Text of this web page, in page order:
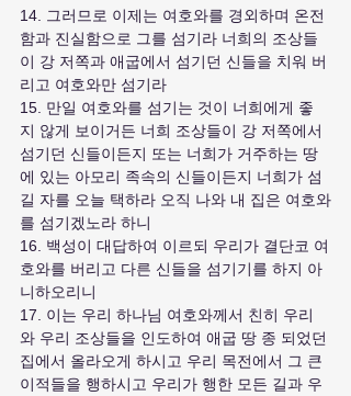
14. 그러므로 이제는 여호와를 경외하며 온전
함과 진실함으로 그를 섬기라 너희의 조상들
이 강 저쪽과 애굽에서 섬기던 신들을 치워 버
리고 여호와만 섬기라
15. 만일 여호와를 섬기는 것이 너희에게 좋
지 않게 보이거든 너희 조상들이 강 저쪽에서
섬기던 신들이든지 또는 너희가 거주하는 땅
에 있는 아모리 족속의 신들이든지 너희가 섬
길 자를 오늘 택하라 오직 나와 내 집은 여호와
를 섬기겠노라 하니
16. 백성이 대답하여 이르되 우리가 결단코 여
호와를 버리고 다른 신들을 섬기기를 하지 아
니하오리니
17. 이는 우리 하나님 여호와께서 친히 우리
와 우리 조상들을 인도하여 애굽 땅 종 되었던
집에서 올라오게 하시고 우리 목전에서 그 큰
이적들을 행하시고 우리가 행한 모든 길과 우